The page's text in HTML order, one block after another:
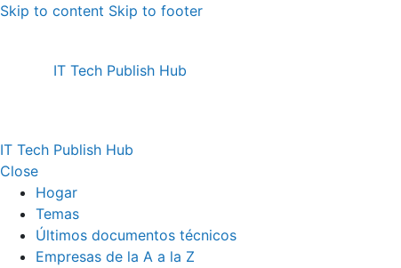
Skip to content Skip to footer
IT Tech Publish Hub
IT Tech Publish Hub
Close
Hogar
Temas
Últimos documentos técnicos
Empresas de la A a la Z